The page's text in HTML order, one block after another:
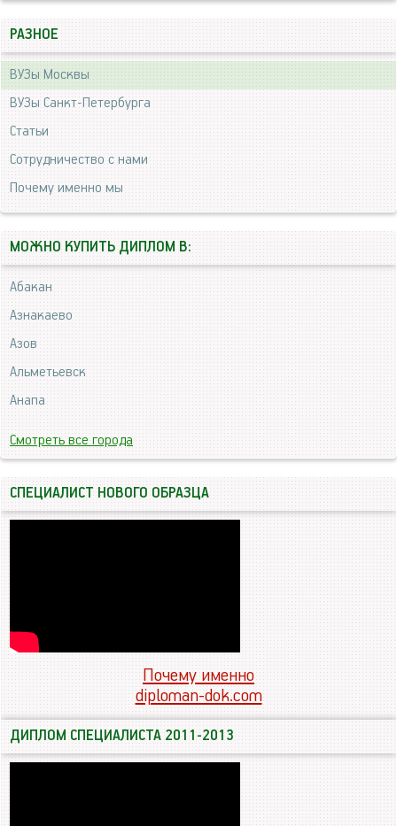
РАЗНОЕ
ВУЗы Москвы
ВУЗы Санкт-Петербурга
Статьи
Сотрудничество с нами
Почему именно мы
МОЖНО КУПИТЬ ДИПЛОМ В:
Абакан
Азнакаево
Азов
Альметьевск
Анапа
Смотреть все города
СПЕЦИАЛИСТ НОВОГО ОБРАЗЦА
Почему именно
diploman-dok.com
ДИПЛОМ СПЕЦИАЛИСТА 2011-2013